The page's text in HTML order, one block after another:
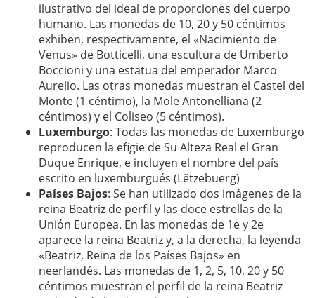
ilustrativo del ideal de proporciones del cuerpo
humano. Las monedas de 10, 20 y 50 céntimos
exhiben, respectivamente, el «Nacimiento de
Venus» de Botticelli, una escultura de Umberto
Boccioni y una estatua del emperador Marco
Aurelio. Las otras monedas muestran el Castel del
Monte (1 céntimo), la Mole Antonelliana (2
céntimos) y el Coliseo (5 céntimos).
Luxemburgo: Todas las monedas de Luxemburgo
reproducen la efigie de Su Alteza Real el Gran
Duque Enrique, e incluyen el nombre del país
escrito en luxemburgués (Lëtzebuerg)
Países Bajos: Se han utilizado dos imágenes de la
reina Beatriz de perfil y las doce estrellas de la
Unión Europea. En las monedas de 1e y 2e
aparece la reina Beatriz y, a la derecha, la leyenda
«Beatriz, Reina de los Países Bajos» en
neerlandés. Las monedas de 1, 2, 5, 10, 20 y 50
céntimos muestran el perfil de la reina Beatriz